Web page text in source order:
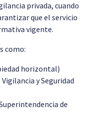
privada, cuando
que el servicio
vigente.
como:
horizontal)
y Seguridad
de